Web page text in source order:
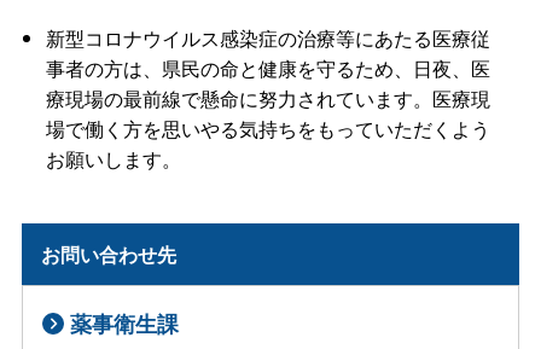
新型コロナウイルス感染症の治療等にあたる医療従
事者の方は、県民の命と健康を守るため、日夜、医
療現場の最前線で懸命に努力されています。医療現
場で働く方を思いやる気持ちをもっていただくよう
お願いします。
お問い合わせ先
薬事衛生課